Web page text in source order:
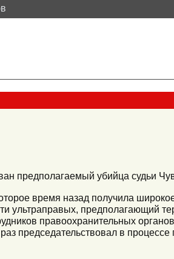
предполагаемый убийца судьи
время назад получила
ультраправых, предполагающий
правоохранительных
председательствовал в